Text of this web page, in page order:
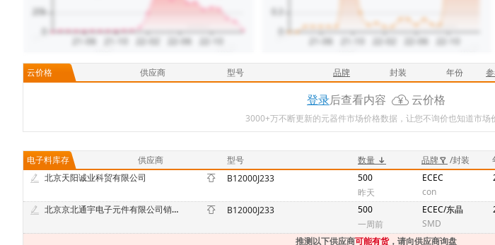
云价格 供应商 型号 品牌 封装 年份
登录后查看内容 云价格
3000+万不断更新的元器件市场价格数据，让您不询价也知道市场
电子料库存 供应商 型号 数量 品牌 /封装
北京天阳诚业科贸有限公司
B12000J233
500
昨天
ECEC
con
北京京北通宇电子元件有限公司销售二部 B12000J233
500
一周前
ECEC/东晶
SMD
推测以下供应商可能有货，请向供应商询盘